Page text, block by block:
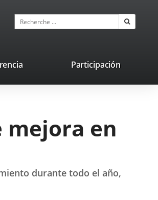
Enlace
aplicación
externa.
Recherche
Participación
mejora en
durante todo el año,